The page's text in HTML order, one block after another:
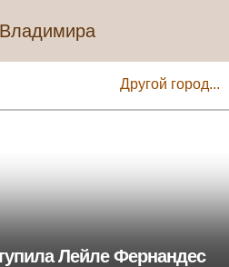
Другой город...
Лейле Фернандес